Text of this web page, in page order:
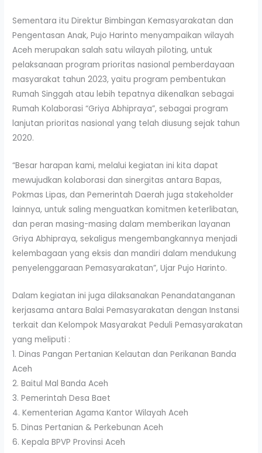
Sementara itu Direktur Bimbingan Kemasyarakatan dan
Pengentasan Anak, Pujo Harinto menyampaikan wilayah
Aceh merupakan salah satu wilayah piloting, untuk
pelaksanaan program prioritas nasional pemberdayaan
masyarakat tahun 2023, yaitu program pembentukan
Rumah Singgah atau lebih tepatnya dikenalkan sebagai
Rumah Kolaborasi “Griya Abhipraya”, sebagai program
lanjutan prioritas nasional yang telah diusung sejak tahun
2020.
“Besar harapan kami, melalui kegiatan ini kita dapat
mewujudkan kolaborasi dan sinergitas antara Bapas,
Pokmas Lipas, dan Pemerintah Daerah juga stakeholder
lainnya, untuk saling menguatkan komitmen keterlibatan,
dan peran masing-masing dalam memberikan layanan
Griya Abhipraya, sekaligus mengembangkannya menjadi
kelembagaan yang eksis dan mandiri dalam mendukung
penyelenggaraan Pemasyarakatan”, Ujar Pujo Harinto.
Dalam kegiatan ini juga dilaksanakan Penandatanganan
kerjasama antara Balai Pemasyarakatan dengan Instansi
terkait dan Kelompok Masyarakat Peduli Pemasyarakatan
yang meliputi :
1. Dinas Pangan Pertanian Kelautan dan Perikanan Banda
Aceh
2. Baitul Mal Banda Aceh
3. Pemerintah Desa Baet
4. Kementerian Agama Kantor Wilayah Aceh
5. Dinas Pertanian & Perkebunan Aceh
6. Kepala BPVP Provinsi Aceh